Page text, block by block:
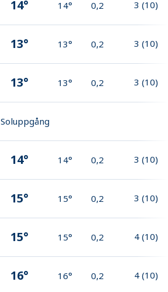
14° 14° 0,2 3 (10)
13° 13° 0,2 3 (10)
13° 13° 0,2 3 (10)
Soluppgång
14° 14° 0,2 3 (10)
15° 15° 0,2 3 (10)
15° 15° 0,2 4 (10)
16° 16° 0,2 4 (10)